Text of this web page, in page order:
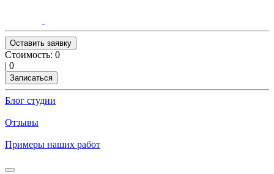
Оставить заявку
Стоимость: 0
| 0
Записаться
Блог студии
Отзывы
Примеры наших работ